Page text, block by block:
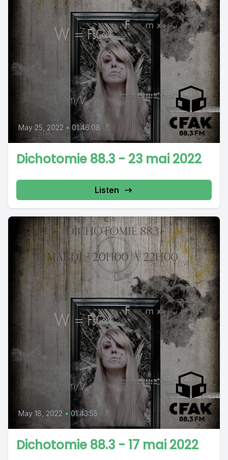
May 25, 2022 • 01:46:08
Dichotomie 88.3 - 23 mai 2022
Listen
May 18, 2022 • 01:43:55
Dichotomie 88.3 - 17 mai 2022